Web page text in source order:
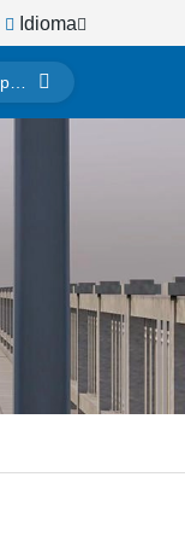
Idioma